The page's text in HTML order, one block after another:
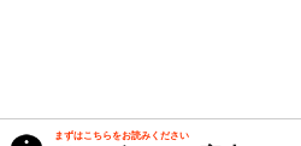
まずはこちらをお読みください